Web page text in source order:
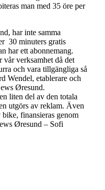
man med 35 öre per
har inte samma
30 minuters gratis
har ett abonnemang.
verksamhet då det
och vara tillgängliga så
Wendel, etablerare och
Øresund.
liten del av den totala
utgörs av reklam. Även
finansieras genom
Øresund – Sofi